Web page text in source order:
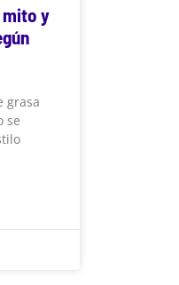
mito y
grasa
se